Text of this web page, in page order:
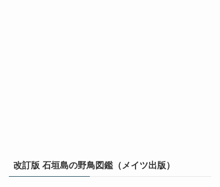
改訂版 石垣島の野鳥図鑑（メイツ出版）